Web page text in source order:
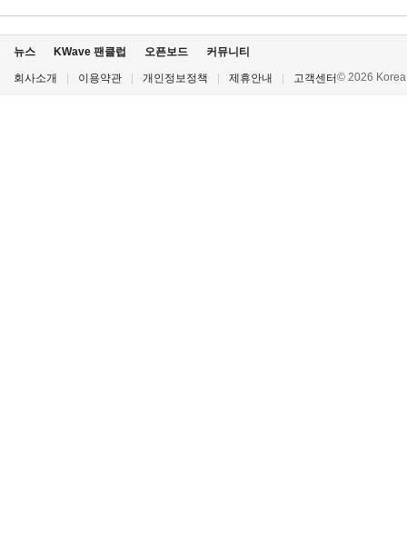
뉴스 KWave 팬클럽 오픈보드 커뮤니티
회사소개 이용약관 개인정보정책 제휴안내 고객센터© 2026